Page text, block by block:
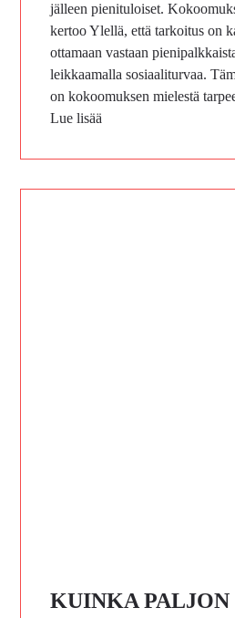
jälleen pienituloiset.
kertoo Ylellä, että tarkoitus on
ottamaan vastaan
leikkaamalla sosiaaliturvaa.
on kokoomuksen mielestä
Lue lisää
KUINKA PALJON